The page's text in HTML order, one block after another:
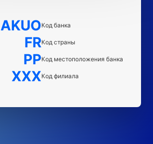
AKUOКод банка
FRКод страны
PPКод местоположения банка
XXXКод филиала